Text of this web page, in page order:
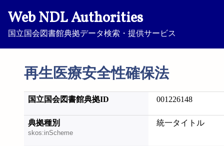
Web NDL Authorities
国立国会図書館典拠データ検索・提供サービス
再生医療安全性確保法
国立国会図書館典拠ID 001226148
典拠種別
skos:inScheme
統一タイトル